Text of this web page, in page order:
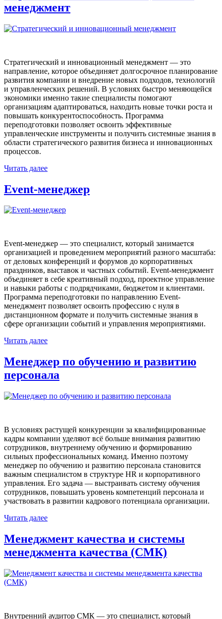
менеджмент
Стратегический и инновационный менеджмент — это
направление, которое объединяет долгосрочное планирование
развития компании и внедрение новых подходов, технологий
и управленческих решений. В условиях быстро меняющейся
экономики именно такие специалисты помогают
организациям адаптироваться, находить новые точки роста и
повышать конкурентоспособность. Программа
переподготовки позволяет освоить эффективные
управленческие инструменты и получить системные знания в
области стратегического развития бизнеса и инновационных
процессов.
Читать далее
Event-менеджер
Event-менеджер — это специалист, который занимается
организацией и проведением мероприятий разного масштаба:
от деловых конференций и форумов до корпоративных
праздников, выставок и частных событий. Event-менеджмент
объединяет в себе креативный подход, проектное управление
и навыки работы с подрядчиками, бюджетом и клиентами.
Программа переподготовки по направлению Event-
менеджмент позволяет освоить профессию с нуля в
дистанционном формате и получить системные знания в
сфере организации событий и управления мероприятиями.
Читать далее
Менеджер по обучению и развитию
персонала
В условиях растущей конкуренции за квалифицированные
кадры компании уделяют всё больше внимания развитию
сотрудников, внутреннему обучению и формированию
сильных профессиональных команд. Именно поэтому
менеджер по обучению и развитию персонала становится
важным специалистом в структуре HR и корпоративного
управления. Его задача — выстраивать систему обучения
сотрудников, повышать уровень компетенций персонала и
участвовать в развитии кадрового потенциала организации.
Читать далее
Менеджмент качества и системы
менеджмента качества (СМК)
Внутренний аудитор СМК — это специалист, который